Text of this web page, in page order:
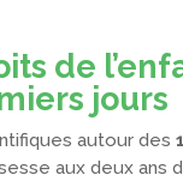
de
jours
autour des
aux deux ans